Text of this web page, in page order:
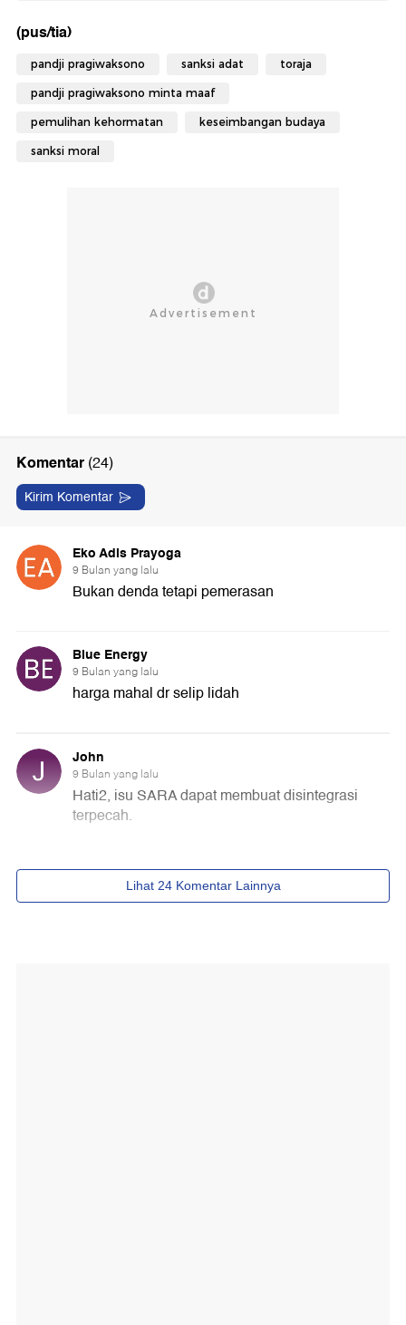
(pus/tia)
pandji pragiwaksono sanksi adat toraja
pandji pragiwaksono minta maaf
pemulihan kehormatan keseimbangan budaya
sanksi moral